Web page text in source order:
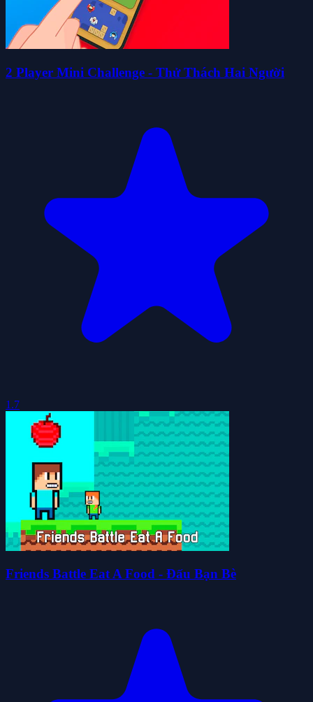
2 Player Mini Challenge - Thử Thách Hai Người
1.7
Friends Battle Eat A Food - Đấu Bạn Bè